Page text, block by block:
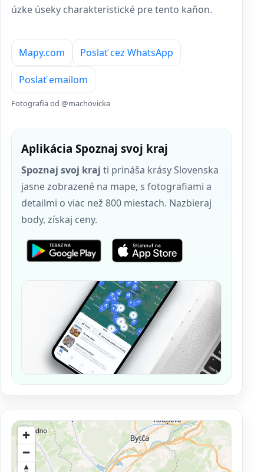
úzke úseky charakteristické pre tento kaňon.
Mapy.com Poslať cez WhatsApp
Poslať emailom
Fotografia od @machovicka
Aplikácia Spoznaj svoj kraj
Spoznaj svoj kraj ti prináša krásy Slovenska
jasne zobrazené na mape, s fotografiami a
detailmi o viac než 800 miestach. Nazbieraj
body, získaj ceny.